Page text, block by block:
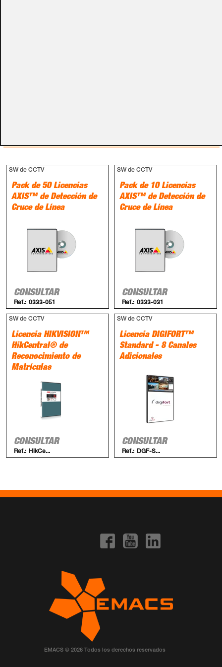
SW de CCTV
Pack de 50 Licencias
AXIS™ de Detección de
Cruce de Línea
CONSULTAR
Ref.: 0333-051
SW de CCTV
Pack de 10 Licencias
AXIS™ de Detección de
Cruce de Línea
CONSULTAR
Ref.: 0333-031
SW de CCTV
Licencia HIKVISION™
HikCentral® de
Reconocimiento de
Matrículas
CONSULTAR
Ref.: HikCe...
SW de CCTV
Licencia DIGIFORT™
Standard - 8 Canales
Adicionales
CONSULTAR
Ref.: DGF-S...
EMACS © 2026 Todos los derechos reservados